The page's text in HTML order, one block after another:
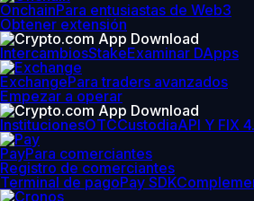
OnchainPara entusiastas de Web3
Obtener extensión
IntercambiosStakeExaminar DApps
ExchangePara traders avanzados
Empezar a operar
InstitucionesOTCCustodiaAPI Y FIX
PayPara comerciantes
Registro de comerciantes
Terminal de pagoPay SDK